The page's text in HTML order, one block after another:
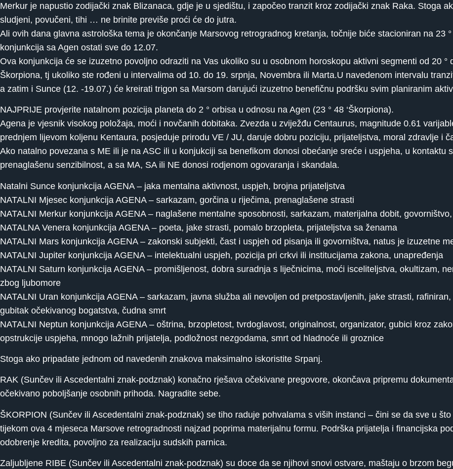
Merkur je napustio zodijački znak Blizanaca, gdje je u sjedištu, i započeo tranzit kroz zodijački znak Raka. Stoga
sludjeni, povučeni, tihi … ne brinite previše proći će do jutra.
Ali ovih dana glavna astrološka tema je okončanje Marsovog retrogradnog kretanja, točnije biće stacioniran na 23
konjunkcija sa Agen ostati sve do 12.07.
Ova konjunkcija će se izuzetno povoljno odraziti na Vas ukoliko su u osobnom horoskopu aktivni segmenti od 20 °
Škorpiona, tj ukoliko ste rođeni u intervalima od 10. do 19. srpnja, Novembra ili Marta.U navedenom intervalu
a zatim i Sunce (12. -19.07.) će kreirati trigon sa Marsom darujući izuzetno benefičnu podršku svim planiranim
NAJPRIJE provjerite natalnom pozicija planeta do 2 ° orbisa u odnosu na Agen (23 ° 48 ‘Škorpiona).
Agena je vjesnik visokog položaja, moći i novčanih dobitaka. Zvezda u zviježđu Centaurus, magnitude 0.61
prednjem lijevom koljenu Kentaura, posjeduje prirodu VE / JU, daruje dobru poziciju, prijateljstva, moral zdravlje i
Ako natalno povezana s ME ili je na ASC ili u konjukciji sa benefikom donosi obećanje sreće i uspjeha, u kontaktu
prenaglašenu senzibilnost, a sa MA, SA ili NE donosi rodjenom ogovaranja i skandala.
Natalni Sunce konjunkcija AGENA – jaka mentalna aktivnost, uspjeh, brojna prijateljstva
NATALNI Mjesec konjunkcija AGENA – sarkazam, gorčina u riječima, prenaglašene strasti
NATALNI Merkur konjunkcija AGENA – naglašene mentalne sposobnosti, sarkazam, materijalna dobit,
NATALNA Venera konjunkcija AGENA – poeta, jake strasti, pomalo brzopleta, prijateljstva sa ženama
NATALNI Mars konjunkcija AGENA – zakonski subjekti, čast i uspjeh od pisanja ili govorništva, natus je izuzetne
NATALNI Jupiter konjunkcija AGENA – intelektualni uspjeh, pozicija pri crkvi ili institucijama zakona, unapređenja
NATALNI Saturn konjunkcija AGENA – promišljenost, dobra suradnja s liječnicima, moći isceliteljstva, okultizam,
zbog ljubomore
NATALNI Uran konjunkcija AGENA – sarkazam, javna služba ali nevoljen od pretpostavljenih, jake strasti,
gubitak očekivanog bogatstva, čudna smrt
NATALNI Neptun konjunkcija AGENA – oštrina, brzopletost, tvrdoglavost, originalnost, organizator, gubici kroz
opstrukcije uspjeha, mnogo lažnih prijatelja, podložnost nezgodama, smrt od hladnoće ili groznice
Stoga ako pripadate jednom od navedenih znakova maksimalno iskoristite Srpanj.
RAK (Sunčev ili Ascedentalni znak-podznak) konačno rješava očekivane pregovore, okončava pripremu
očekivano poboljšanje osobnih prihoda. Nagradite sebe.
ŠKORPION (Sunčev ili Ascedentalni znak-podznak) se tiho raduje pohvalama s viših instanci – čini se da sve u
tijekom ova 4 mjeseca Marsove retrogradnosti najzad poprima materijalnu formu. Podrška prijatelja i financijska
odobrenje kredita, povoljno za realizaciju sudskih parnica.
Zaljubljene RIBE (Sunčev ili Ascedentalni znak-podznak) su doce da se njihovi snovi ostvare, maštaju o brzom